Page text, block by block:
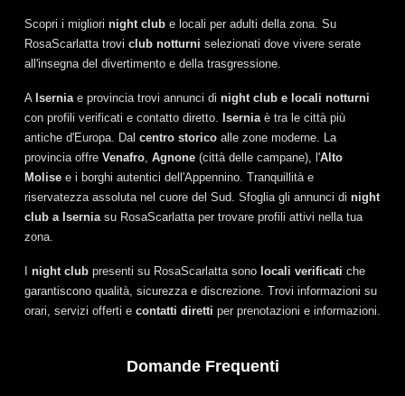
Scopri i migliori night club e locali per adulti della zona. Su
RosaScarlatta trovi club notturni selezionati dove vivere serate
all'insegna del divertimento e della trasgressione.
A Isernia e provincia trovi annunci di night club e locali notturni
con profili verificati e contatto diretto. Isernia è tra le città più
antiche d'Europa. Dal centro storico alle zone moderne. La
provincia offre Venafro Agnone (città delle campane), l'Alto
Molise e i borghi autentici dell'Appennino. Tranquillità e
riservatezza assoluta nel cuore del Sud. Sfoglia gli annunci di night
club a Isernia su RosaScarlatta per trovare profili attivi nella tua
zona.
I night club presenti su RosaScarlatta sono locali verificati che
garantiscono qualità, sicurezza e discrezione. Trovi informazioni su
orari, servizi offerti e contatti diretti per prenotazioni e informazioni.
Domande Frequenti